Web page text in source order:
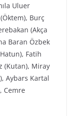
Uluer
Burç
(Akça
Baran Özbek
Fatih
(Kutan), Miray
Aybars Kartal
Cemre